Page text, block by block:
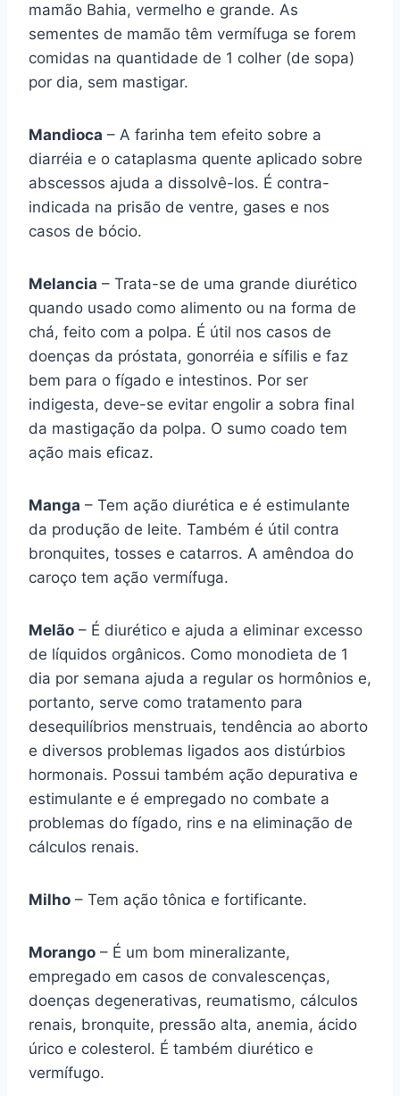
mamão Bahia, vermelho e grande. As
sementes de mamão têm vermífuga se forem
comidas na quantidade de 1 colher (de sopa)
por dia, sem mastigar.
Mandioca – A farinha tem efeito sobre a
diarréia e o cataplasma quente aplicado sobre
abscessos ajuda a dissolvê-los. É contra-
indicada na prisão de ventre, gases e nos
casos de bócio.
Melancia – Trata-se de uma grande diurético
quando usado como alimento ou na forma de
chá, feito com a polpa. É útil nos casos de
doenças da próstata, gonorréia e sífilis e faz
bem para o fígado e intestinos. Por ser
indigesta, deve-se evitar engolir a sobra final
da mastigação da polpa. O sumo coado tem
ação mais eficaz.
Manga – Tem ação diurética e é estimulante
da produção de leite. Também é útil contra
bronquites, tosses e catarros. A amêndoa do
caroço tem ação vermífuga.
Melão – É diurético e ajuda a eliminar excesso
de líquidos orgânicos. Como monodieta de 1
dia por semana ajuda a regular os hormônios e,
portanto, serve como tratamento para
desequilíbrios menstruais, tendência ao aborto
e diversos problemas ligados aos distúrbios
hormonais. Possui também ação depurativa e
estimulante e é empregado no combate a
problemas do fígado, rins e na eliminação de
cálculos renais.
Milho – Tem ação tônica e fortificante.
Morango – É um bom mineralizante,
empregado em casos de convalescenças,
doenças degenerativas, reumatismo, cálculos
renais, bronquite, pressão alta, anemia, ácido
úrico e colesterol. É também diurético e
vermífugo.